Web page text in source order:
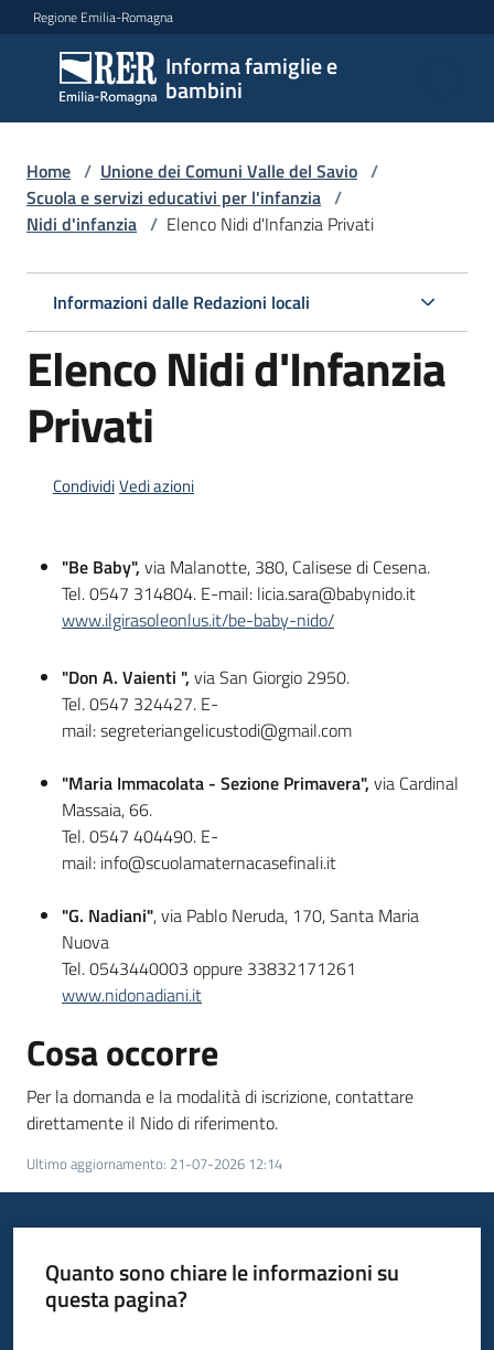
Vai al contenuto
Vai alla navigazione
Vai al footer
Regione Emilia-Romagna
Informa famiglie e
bambini
Informa
famiglie
e
bambini
Centri
per
famiglie
Informazioni
locali
Home / Unione dei Comuni Valle del Savio /
Scuola e servizi educativi per l'infanzia /
Nidi d'infanzia / Elenco Nidi d'Infanzia Privati
Informazioni dalle Redazioni locali
Elenco Nidi d'Infanzia
Privati
CondividiVedi azioni
"Be Baby", via Malanotte, 380, Calisese di Cesena.
Tel. 0547 314804. E-mail: licia.sara@babynido.it
www.ilgirasoleonlus.it/be-baby-nido/
"Don A. Vaienti ", via San Giorgio 2950.
Tel. 0547 324427. E-
mail: segreteriangelicustodi@gmail.com
"Maria Immacolata - Sezione Primavera", via Cardinal
Massaia, 66.
Tel. 0547 404490. E-
mail: info@scuolamaternacasefinali.it
"G. Nadiani", via Pablo Neruda, 170, Santa Maria
Nuova
Tel. 0543440003 oppure 33832171261
www.nidonadiani.it
Cosa occorre
Per la domanda e la modalità di iscrizione, contattare
direttamente il Nido di riferimento.
Ultimo aggiornamento: 21-07-2026 12:14
Quanto sono chiare le informazioni su
questa pagina?